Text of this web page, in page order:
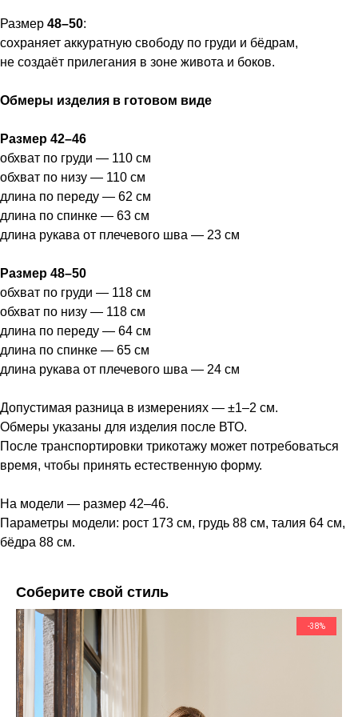
Размер 48–50:
сохраняет аккуратную свободу по груди и бёдрам,
не создаёт прилегания в зоне живота и боков.
Обмеры изделия в готовом виде
Размер 42–46
обхват по груди — 110 см
обхват по низу — 110 см
длина по переду — 62 см
длина по спинке — 63 см
длина рукава от плечевого шва — 23 см
Размер 48–50
обхват по груди — 118 см
обхват по низу — 118 см
длина по переду — 64 см
длина по спинке — 65 см
длина рукава от плечевого шва — 24 см
Допустимая разница в измерениях — ±1–2 см.
Обмеры указаны для изделия после ВТО.
После транспортировки трикотажу может потребоваться
время, чтобы принять естественную форму.
На модели — размер 42–46.
Параметры модели: рост 173 см, грудь 88 см, талия 64 см,
бёдра 88 см.
Соберите свой стиль
-38%
возврата
+7 812 425 33 20
owncodebrand2020@gmail.com
Жакеты и
жилеты
О нас
Программа лояльности
Коллекция и каталог
Доставка и оплата
Рубашки